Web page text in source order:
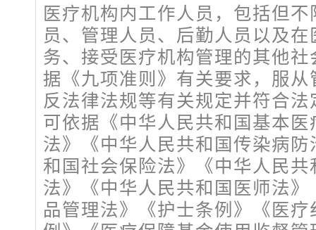
医疗机构内工作人员，包括但
员、管理人员、后勤人员以及
务、接受医疗机构管理的其他
据《九项准则》有关要求，服
反法律法规等有关规定并符合
可依据《中华人民共和国基本
法》《中华人民共和国传染病
和国社会保险法》《中华人民
法》《中华人民共和国医师法
品管理法》《护士条例》《医